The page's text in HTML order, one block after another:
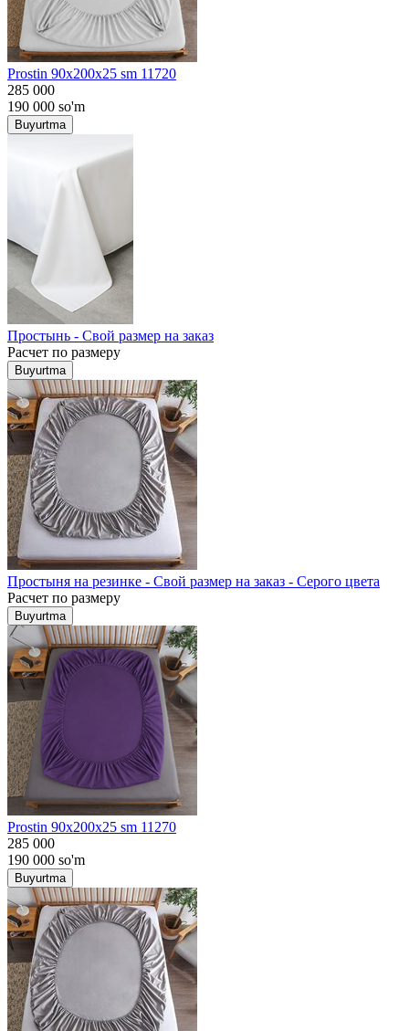
Prostin 90x200x25 sm 11720
285 000
190 000 so'm
Buyurtma
Простынь - Свой размер на заказ
Расчет по размеру
Buyurtma
Простыня на резинке - Свой размер на заказ - Серого цвета
Расчет по размеру
Buyurtma
Prostin 90x200x25 sm 11270
285 000
190 000 so'm
Buyurtma